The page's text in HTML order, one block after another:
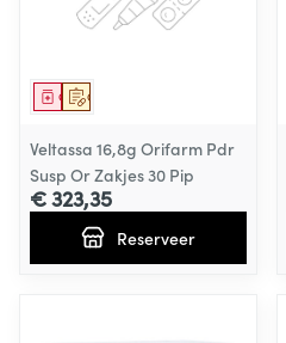
Op voorschrift
Geneesmiddel
Veltassa 16,8g Orifarm Pdr
Susp Or Zakjes 30 Pip
€ 323,35
Reserveer